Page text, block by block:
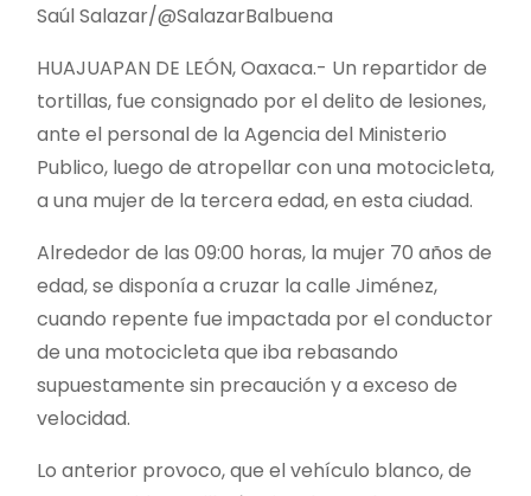
Saúl Salazar/@SalazarBalbuena
HUAJUAPAN DE LEÓN, Oaxaca.- Un repartidor de
tortillas, fue consignado por el delito de lesiones,
ante el personal de la Agencia del Ministerio
Publico, luego de atropellar con una motocicleta,
a una mujer de la tercera edad, en esta ciudad.
Alrededor de las 09:00 horas, la mujer 70 años de
edad, se disponía a cruzar la calle Jiménez,
cuando repente fue impactada por el conductor
de una motocicleta que iba rebasando
supuestamente sin precaución y a exceso de
velocidad.
Lo anterior provoco, que el vehículo blanco, de